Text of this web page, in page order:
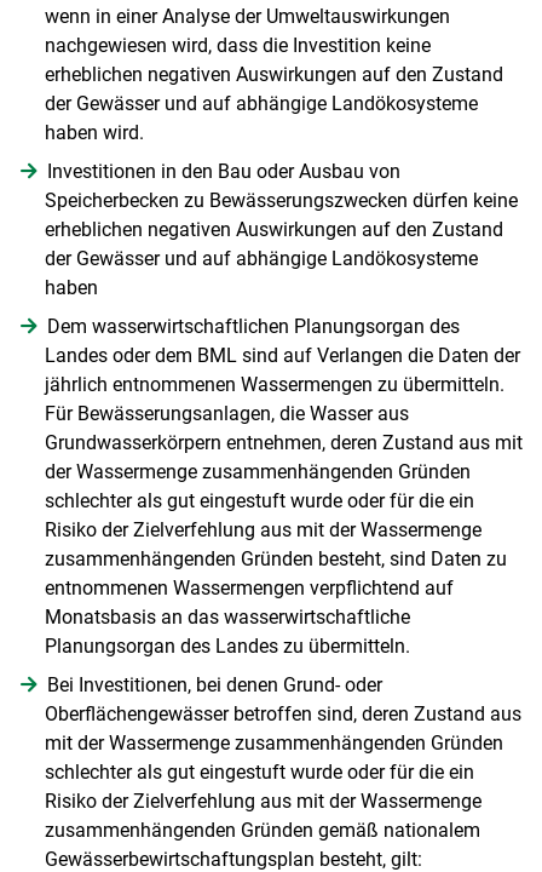
wenn in einer Analyse der Umweltauswirkungen
nachgewiesen wird, dass die Investition keine
erheblichen negativen Auswirkungen auf den Zustand
der Gewässer und auf abhängige Landökosysteme
haben wird.
Investitionen in den Bau oder Ausbau von
Speicherbecken zu Bewässerungszwecken dürfen keine
erheblichen negativen Auswirkungen auf den Zustand
der Gewässer und auf abhängige Landökosysteme
haben
Dem wasserwirtschaftlichen Planungsorgan des
Landes oder dem BML sind auf Verlangen die Daten der
jährlich entnommenen Wassermengen zu übermitteln.
Für Bewässerungsanlagen, die Wasser aus
Grundwasserkörpern entnehmen, deren Zustand aus mit
der Wassermenge zusammenhängenden Gründen
schlechter als gut eingestuft wurde oder für die ein
Risiko der Zielverfehlung aus mit der Wassermenge
zusammenhängenden Gründen besteht, sind Daten zu
entnommenen Wassermengen verpflichtend auf
Monatsbasis an das wasserwirtschaftliche
Planungsorgan des Landes zu übermitteln.
Bei Investitionen, bei denen Grund- oder
Oberflächengewässer betroffen sind, deren Zustand aus
mit der Wassermenge zusammenhängenden Gründen
schlechter als gut eingestuft wurde oder für die ein
Risiko der Zielverfehlung aus mit der Wassermenge
zusammenhängenden Gründen gemäß nationalem
Gewässerbewirtschaftungsplan besteht, gilt: